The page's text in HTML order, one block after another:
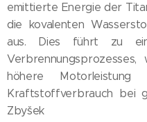
emittierte Energie der
die kovalenten
aus. Dies führt zu
höhere
Kraftstoffverbrauch bei
Zbyšek